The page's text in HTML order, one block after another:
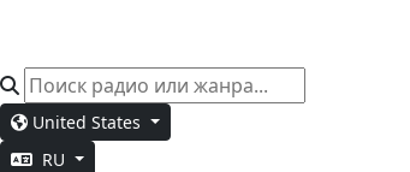
United States
RU